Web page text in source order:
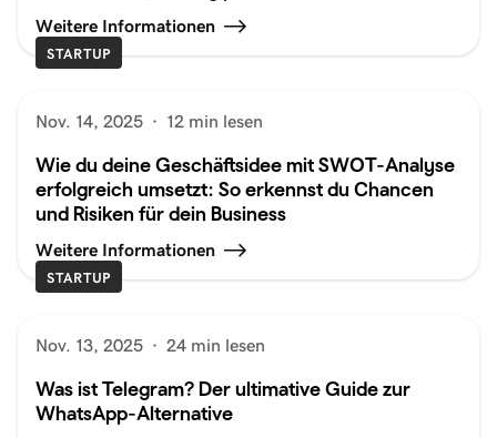
Weitere Informationen
STARTUP
Nov. 14, 2025 · 12 min lesen
Wie du deine Geschäftsidee mit SWOT-Analyse
erfolgreich umsetzt: So erkennst du Chancen
und Risiken für dein Business
Weitere Informationen
STARTUP
Nov. 13, 2025 · 24 min lesen
Was ist Telegram? Der ultimative Guide zur
WhatsApp-Alternative